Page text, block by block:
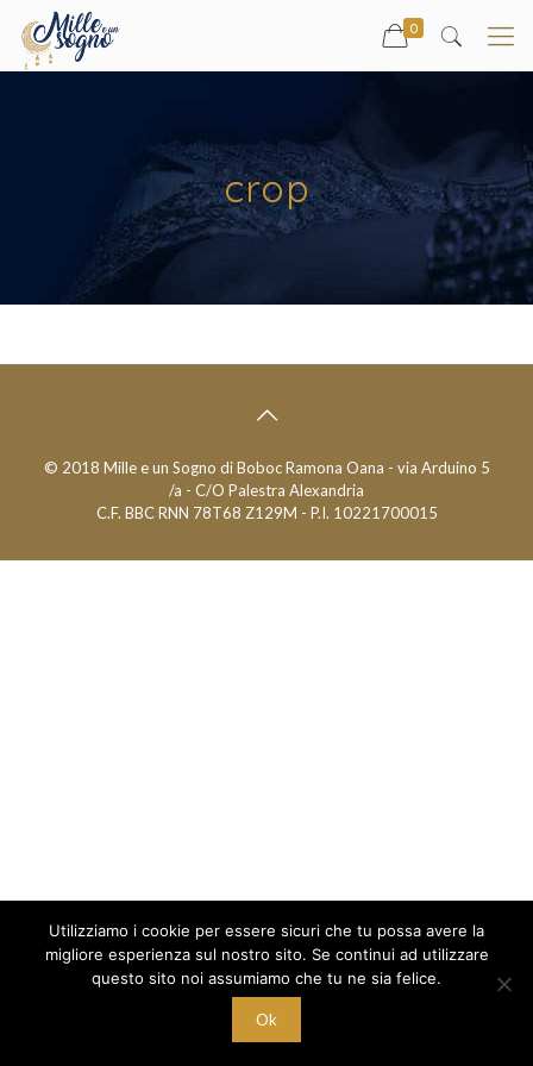
0
crop
© 2018 Mille e un Sogno di Boboc Ramona Oana - via Arduino 5
/a - C/O Palestra Alexandria
C.F. BBC RNN 78T68 Z129M - P.I. 10221700015
Utilizziamo i cookie per essere sicuri che tu possa avere la
migliore esperienza sul nostro sito. Se continui ad utilizzare
questo sito noi assumiamo che tu ne sia felice.
Ok